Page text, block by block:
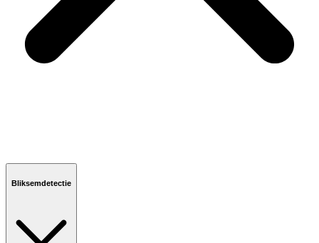
Bliksemdetectie